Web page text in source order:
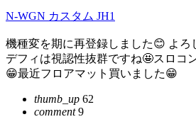
N-WGN カスタム JH1
機種変を期に再登録しました😊 よろ
デフィは視認性抜群ですね🤩スロコ
😁最近フロアマット買いました😁
thumb_up 62
comment9